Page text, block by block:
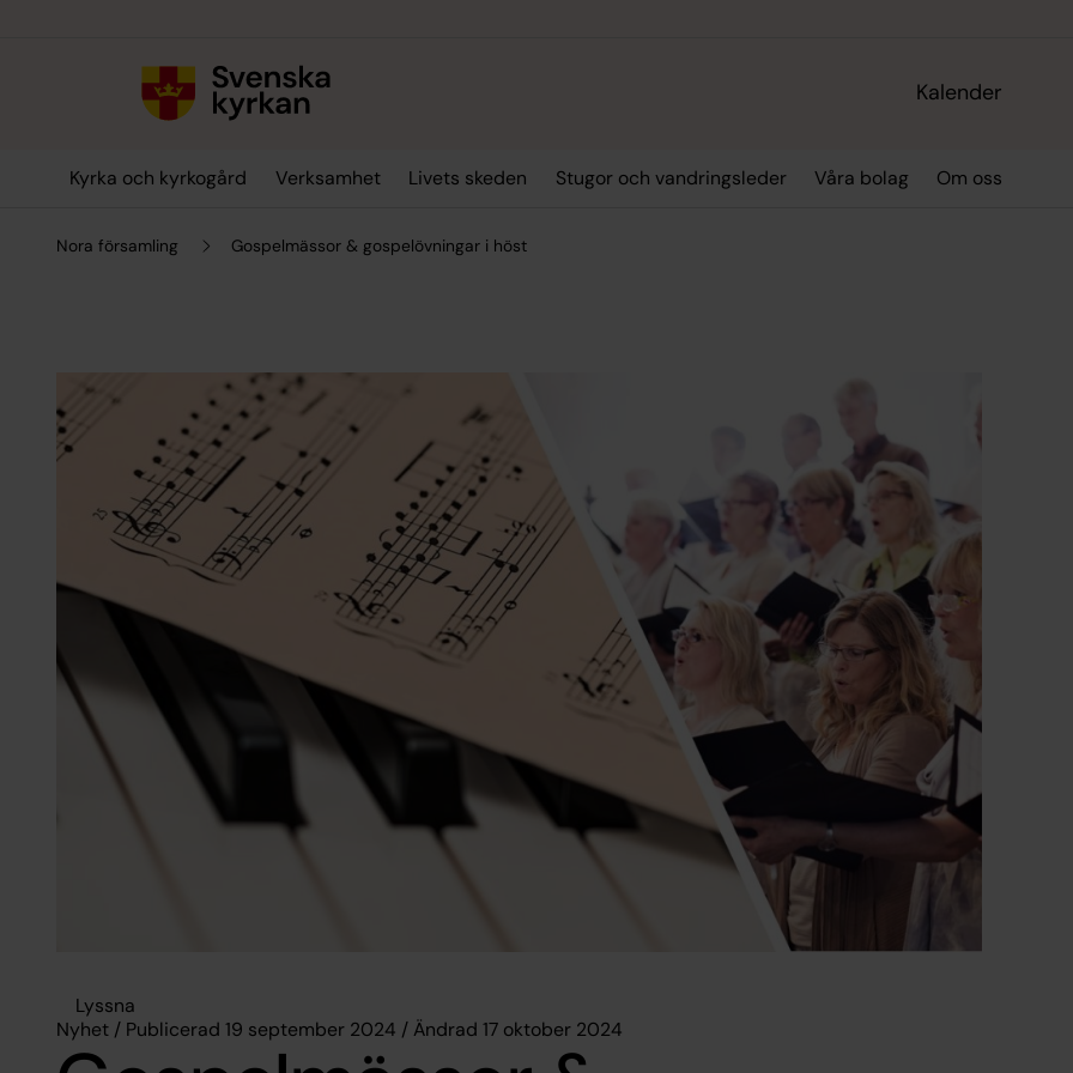
Kalender
Kyrka och kyrkogård Verksamhet Livets skeden Stugor och vandringsleder Våra bolag Om oss
Nora församling Gospelmässor & gospelövningar i höst
Lyssna
Nyhet / Publicerad 19 september 2024 / Ändrad 17 oktober 2024